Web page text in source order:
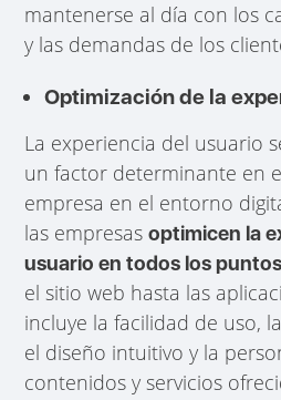
mantenerse al día con los
y las demandas de los
Optimización de la
La experiencia del usuario
un factor determinante en
empresa en el entorno
las empresasoptimicen la
usuario en todos los
el sitio web hasta las
incluye la facilidad de uso,
el diseño intuitivo y la
contenidos y servicios